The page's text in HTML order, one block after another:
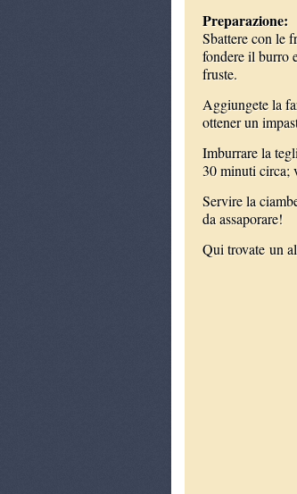
Preparazione:
Sbattere con le
fondere il burro
fruste.
Aggiungete la
ottener un
Imburrare la
30 minuti circa;
Servire la
da assaporare!
Qui trovate un